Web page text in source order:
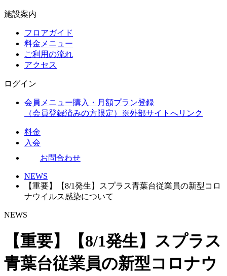
施設案内
フロアガイド
料金メニュー
ご利用の流れ
アクセス
ログイン
会員メニュー購入・月額プラン登録
（会員登録済みの方限定）
※外部サイトへリンク
料金
入会
お問合わせ
NEWS
【重要】【8/1発生】スプラス青葉台従業員の新型コロ
ナウイルス感染について
NEWS
【重要】【8/1発生】スプラス
青葉台従業員の新型コロナウ